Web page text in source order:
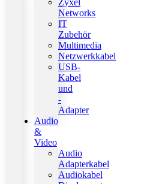
Networks
IT
Zubehör
Multimedia
Netzwerkkabel
USB-
Kabel
und
-
Adapter
Audio
&
Video
Audio
Adapterkabel
Audiokabel